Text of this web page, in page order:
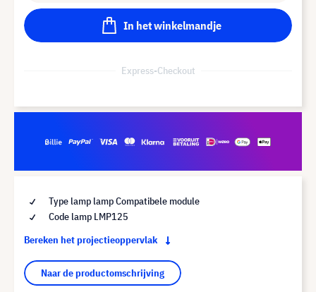
In het winkelmandje
Express-Checkout
Type lamp lamp Compatibele module
Code lamp LMP125
Bereken het projectieoppervlak
Naar de productomschrijving